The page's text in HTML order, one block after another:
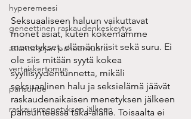
hyperemeesi
geneettinen raskaudenkeskeytys
asiantuntijan puheenvuoro
vertaiskertomus
parisuhde
raskaus menetyksen jälkeen
Seksuaaliseen haluun vaikuttavat
monet asiat, kuten kokemamme
menetykset, elämänkriisit sekä suru. Ei
ole siis mitään syytä kokea
syyllisyydentunnetta, mikäli
seksuaalinen halu ja seksielämä jäävät
raskaudenaikaisen menetyksen jälkeen
parisuhteessa taka-alalle. Toisaalta ei